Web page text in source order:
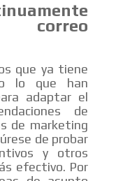
correo
que ya tiene
lo que han
adaptar el
de
de marketing
de probar
y otros
efectivo. Por